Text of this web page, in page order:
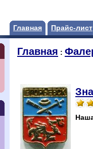
Главная Прайс-лист
Главная :